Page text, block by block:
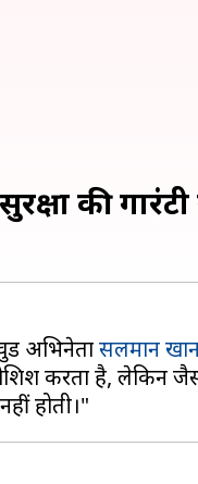
की गारंटी
अभिनेतासलमान
करता है, लेकिन